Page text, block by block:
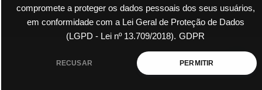
compromete a proteger os dados pessoais dos seus usuários,
em conformidade com a Lei Geral de Proteção de Dados
(LGPD - Lei nº 13.709/2018). GDPR
RECUSAR PERMITIR
Roraima Aqui Agora Todos os Direitos Reservados 2025